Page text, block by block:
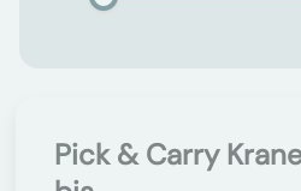
Pick & Carry